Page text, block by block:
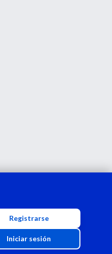
Registrarse
Iniciar sesión